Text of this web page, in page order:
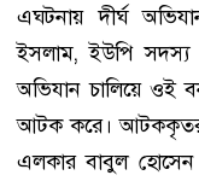
এঘটনায় দীর্ঘ
ইসলাম, ইউপি সদস্য
অভিযান চালিয়ে ওই
আটক করে। আটককৃতরা
এলকার বাবুল